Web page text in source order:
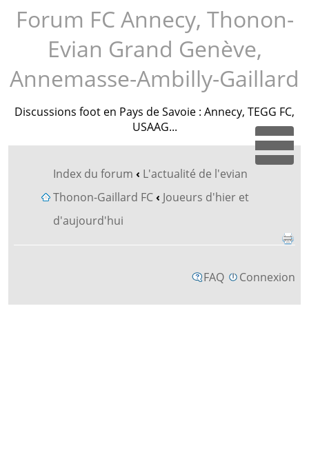
INSTAGRAM
Forum FC Annecy, Thonon-
Evian Grand Genève,
Annemasse-Ambilly-Gaillard
Discussions foot en Pays de Savoie : Annecy, TEGG FC,
USAAG...
Index du forum ‹ L'actualité de l'evian
Thonon-Gaillard FC‹ Joueurs d'hier et
d'aujourd'hui
FAQ Connexion